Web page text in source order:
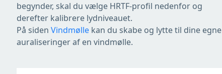
begynder, skal du vælge HRTF-profil nedenfor og
derefter kalibrere lydniveauet.
På siden Vindmøllekan du skabe og lytte til dine egne
auraliseringer af en vindmølle.